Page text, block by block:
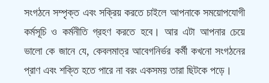
সংগঠনে সম্পৃক্ত এবং সক্রিয় করতে চাইলে আপনাকে সময়োপযোগী
কর্মসূচি ও কর্মনীতি গ্রহণ করতে হবে। আর এটা আপনার চেয়ে
ভালো কে জানে যে, কেবলমাত্র আবেগনির্ভর কর্মী কখনো সংগঠনের
প্রাণ এবং শক্তি হতে পারে না বরং একসময় তারা ছিটকে পড়ে।